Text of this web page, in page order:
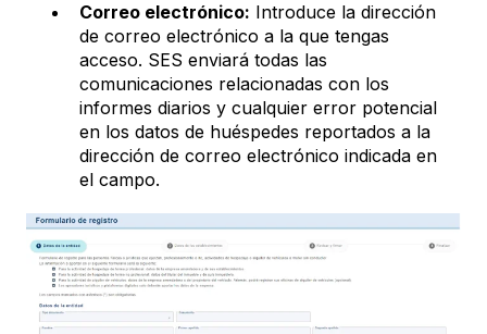
Correo electrónico: Introduce la dirección
de correo electrónico a la que tengas
acceso. SES enviará todas las
comunicaciones relacionadas con los
informes diarios y cualquier error potencial
en los datos de huéspedes reportados a la
dirección de correo electrónico indicada en
el campo.